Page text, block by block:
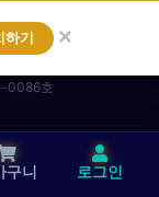
-0086호
기 ×
구니 로그인